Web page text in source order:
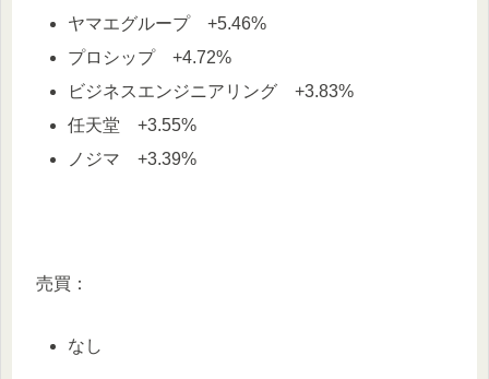
ヤマエグループ +5.46%
プロシップ +4.72%
ビジネスエンジニアリング +3.83%
任天堂 +3.55%
ノジマ +3.39%
売買：
なし